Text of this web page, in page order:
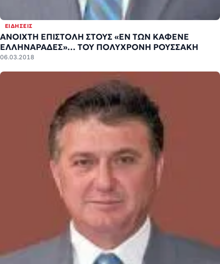
ΕΙΔΉΣΕΙΣ
ΑΝΟΙΧΤΗ ΕΠΙΣΤΟΛΗ ΣΤΟΥΣ «ΕΝ ΤΩΝ ΚΑΦΕΝΕ
ΕΛΛΗΝΑΡΑΔΕΣ»… ΤΟΥ ΠΟΛΥΧΡΟΝΗ ΡΟΥΣΣΑΚΗ
06.03.2018